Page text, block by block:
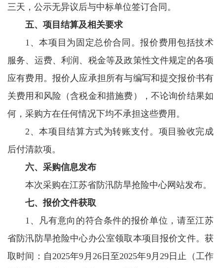
三天，公示无异议后与中标单位签订合同。
五、项目结算及相关要求
1、本项目为固定总价合同。报价费用包括技术
服务、运费、利润、税金等及政策性文件规定的各项
应有费用。报价人应承担所有与编写和提交报价书有
关费用和风险（含税金和措施费），不论询价结果如
何，采购方在任何情况下均不承担这些费用。
2、本项目结算方式为转账支付。项目验收完成
后付清款项。
六、采购信息发布
本次采购在江苏省防汛防旱抢险中心网站发布。
七、报价文件获取
1、凡有意向的符合条件的报价单位，请至江苏
省防汛防旱抢险中心办公室领取本项目报价文件。获
取时间：自2025年9月26日至2025年9月29日止（工作